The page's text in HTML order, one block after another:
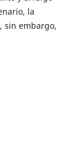
la
sin embargo,